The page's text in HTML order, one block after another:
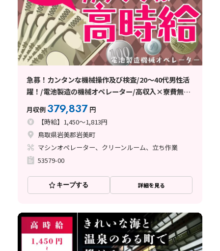
急募！カンタンな機械操作及び検査/20～40代男性活
躍！/電池製造の機械オペレーター/高収入×寮費無料
月収例 379,837 円
【時給】1,450～1,813円
鳥取県岩美郡岩美町
マシンオペレーター、クリーンルーム、立ち作業
53579-00
キープする 詳細を見る